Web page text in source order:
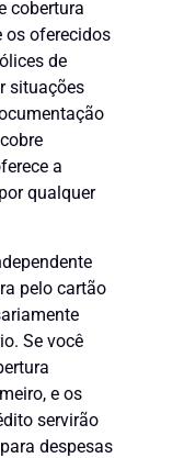
cobertura
os oferecidos
de
situações
a
qualquer
pelo cartão
Se você
e os
servirão
despesas